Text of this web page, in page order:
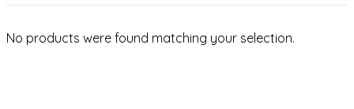
No products were found matching your selection.